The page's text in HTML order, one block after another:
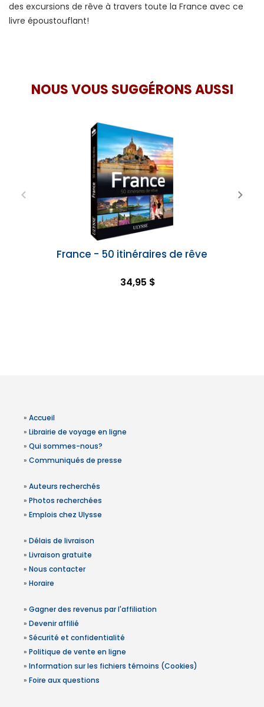
des excursions de rêve à travers toute la France avec ce
livre époustouflant!
NOUS VOUS SUGGÉRONS AUSSI
France - 50 itinéraires de rêve
34,95 $
» Accueil
» Librairie de voyage en ligne
» Qui sommes-nous?
» Communiqués de presse
» Auteurs recherchés
» Photos recherchées
» Emplois chez Ulysse
» Délais de livraison
» Livraison gratuite
» Nous contacter
» Horaire
» Gagner des revenus par l'affiliation
» Devenir affilié
» Sécurité et confidentialité
» Politique de vente en ligne
» Information sur les fichiers témoins (Cookies)
» Foire aux questions